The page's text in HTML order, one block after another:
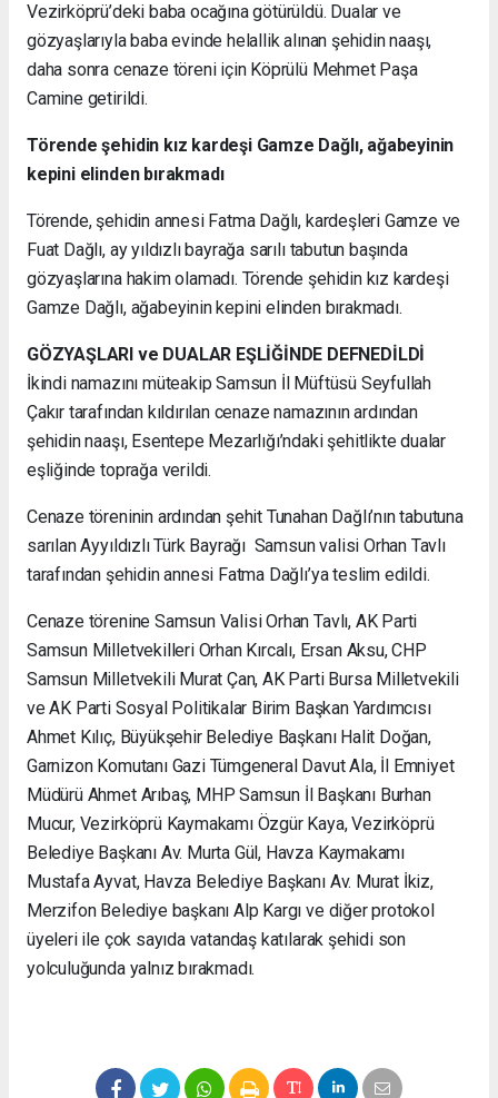
Vezirköprü’deki baba ocağına götürüldü. Dualar ve
gözyaşlarıyla baba evinde helallik alınan şehidin naaşı,
daha sonra cenaze töreni için Köprülü Mehmet Paşa
Camine getirildi.
Törende şehidin kız kardeşi Gamze Dağlı, ağabeyinin
kepini elinden bırakmadı
Törende, şehidin annesi Fatma Dağlı, kardeşleri Gamze ve
Fuat Dağlı, ay yıldızlı bayrağa sarılı tabutun başında
gözyaşlarına hakim olamadı. Törende şehidin kız kardeşi
Gamze Dağlı, ağabeyinin kepini elinden bırakmadı.
GÖZYAŞLARI ve DUALAR EŞLİĞİNDE DEFNEDİLDİ
İkindi namazını müteakip Samsun İl Müftüsü Seyfullah
Çakır tarafından kıldırılan cenaze namazının ardından
şehidin naaşı, Esentepe Mezarlığı’ndaki şehitlikte dualar
eşliğinde toprağa verildi.
Cenaze töreninin ardından şehit Tunahan Dağlı’nın tabutuna
sarılan Ayyıldızlı Türk Bayrağı Samsun valisi Orhan Tavlı
tarafından şehidin annesi Fatma Dağlı’ya teslim edildi.
Cenaze törenine Samsun Valisi Orhan Tavlı, AK Parti
Samsun Milletvekilleri Orhan Kırcalı, Ersan Aksu, CHP
Samsun Milletvekili Murat Çan, AK Parti Bursa Milletvekili
ve AK Parti Sosyal Politikalar Birim Başkan Yardımcısı
Ahmet Kılıç, Büyükşehir Belediye Başkanı Halit Doğan,
Garnizon Komutanı Gazi Tümgeneral Davut Ala, İl Emniyet
Müdürü Ahmet Arıbaş, MHP Samsun İl Başkanı Burhan
Mucur, Vezirköprü Kaymakamı Özgür Kaya, Vezirköprü
Belediye Başkanı Av. Murta Gül, Havza Kaymakamı
Mustafa Ayvat, Havza Belediye Başkanı Av. Murat İkiz,
Merzifon Belediye başkanı Alp Kargı ve diğer protokol
üyeleri ile çok sayıda vatandaş katılarak şehidi son
yolculuğunda yalnız bırakmadı.